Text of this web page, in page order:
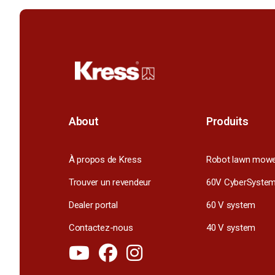
About
À propos de Kress
Trouver un revendeur
Dealer portal
Contactez-nous
Produits
Robot lawn
60V CyberSystem
60 V system
40 V system